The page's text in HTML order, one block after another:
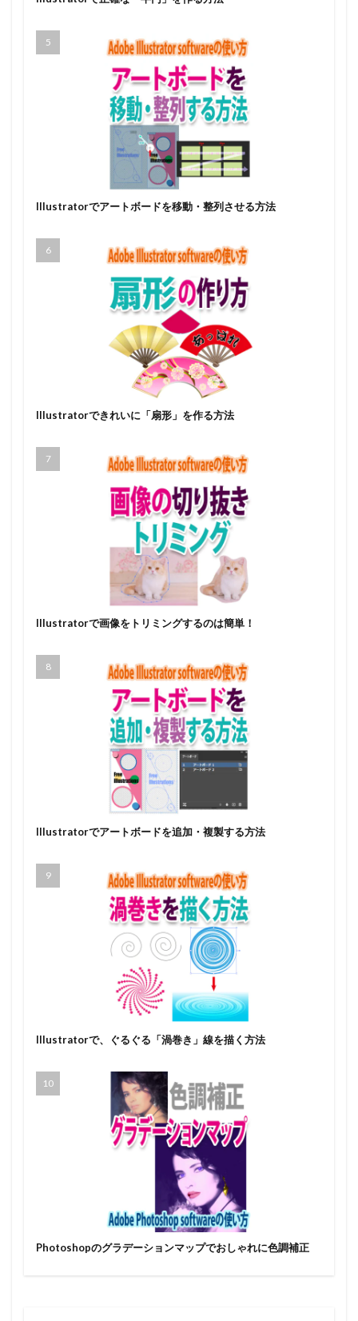
Illustratorでアートボードを移動・整列させる方法
Illustratorできれいに「扇形」を作る方法
Illustratorで画像をトリミングするのは簡単！
Illustratorでアートボードを追加・複製する方法
Illustratorで、ぐるぐる「渦巻き」線を描く方法
Photoshopのグラデーションマップでおしゃれに色調補正